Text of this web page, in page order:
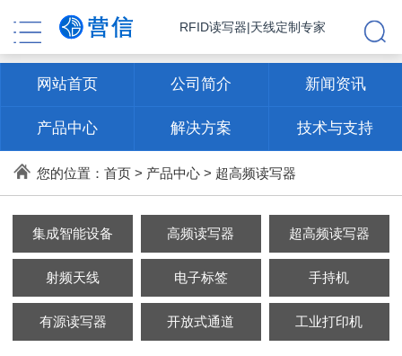
RFID读写器|天线定制专家
网站首页 公司简介 新闻资讯
产品中心 解决方案 技术与支持
联系方式
您的位置： 首页> 产品中心> 超高频读写器
集成智能设备 高频读写器 超高频读写器
射频天线 电子标签 手持机
有源读写器 开放式通道 工业打印机